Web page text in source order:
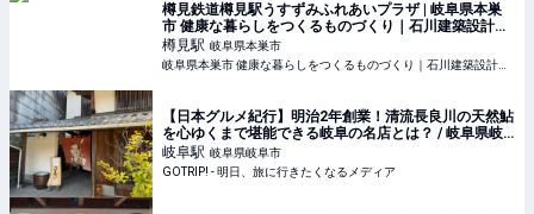
樽見鉄道樽見駅うすずみふれあいプラザ | 岐阜県本巣
市 健康な暮らしをつくるものづくり｜石川建築設計工
房
樽見駅 岐阜県本巣市
【日本グルメ紀行】明治2年創業！清流長良川の天然鮎
を心ゆくまで堪能できる岐阜の名店とは？ / 岐阜県岐
阜市・川原町の「川原町 泉屋」 - GOTRIP!
岐阜駅 岐阜県岐阜市
GOTRIP! - 明日、旅に行きたくなるメディア